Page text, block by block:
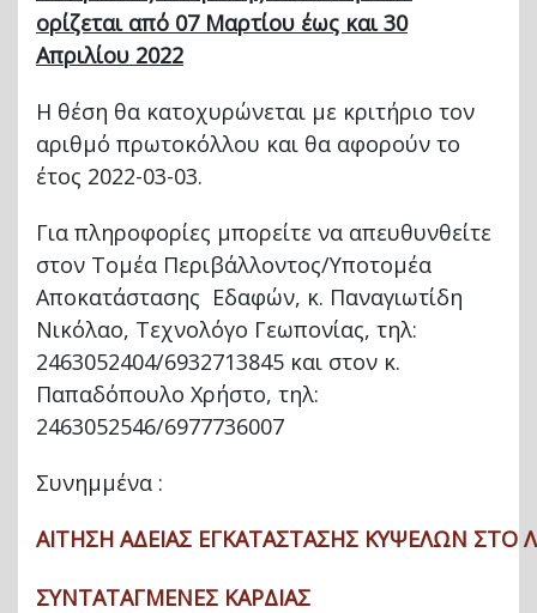
ορίζεται από 07 Μαρτίου έως και 30
Απριλίου 2022
Η θέση θα κατοχυρώνεται με κριτήριο τον
αριθμό πρωτοκόλλου και θα αφορούν το
έτος 2022-03-03.
Για πληροφορίες μπορείτε να απευθυνθείτε
στον Τομέα Περιβάλλοντος/Υποτομέα
Αποκατάστασης Εδαφών, κ. Παναγιωτίδη
Νικόλαο, Τεχνολόγο Γεωπονίας, τηλ:
2463052404/6932713845 και στον κ.
Παπαδόπουλο Χρήστο, τηλ:
2463052546/6977736007
Συνημμένα :
ΑΙΤΗΣΗ ΑΔΕΙΑΣ ΕΓΚΑΤΑΣΤΑΣΗΣ ΚΥΨΕΛΩΝ ΣΤΟ
ΣΥΝΤΑΤΑΓΜΕΝΕΣ ΚΑΡΔΙΑΣ